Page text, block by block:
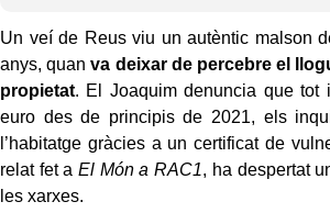
Un veí de Reus viu un autèntic malson
anys, quanva deixar de percebre el
propietat. El Joaquim denuncia que tot
euro des de principis de 2021, els
l’habitatge gràcies a un certificat de
relat fet aEl Món a RAC1, ha despertat
les xarxes.